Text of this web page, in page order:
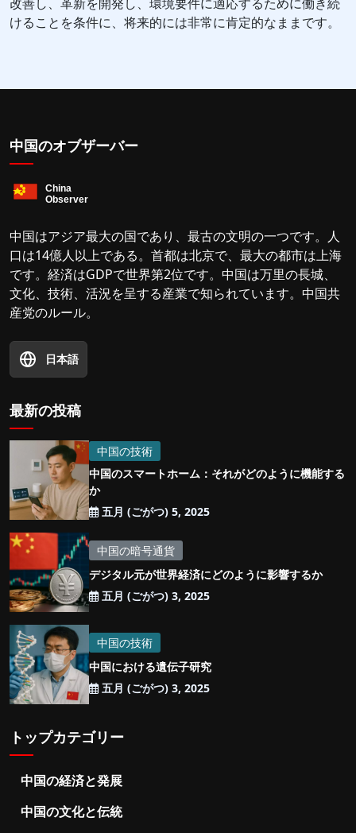
けることを条件に、将来的には非常に肯定的なままです。
中国のオブザーバー
中国はアジア最大の国であり、最古の文明の一つです。人
口は14億人以上である。首都は北京で、最大の都市は上海
です。経済はGDPで世界第2位です。中国は万里の長城、
文化、技術、活況を呈する産業で知られています。中国共
産党のルール。
日本語
最新の投稿
中国の技術
中国のスマートホーム：それがどのように機能する
か
五月 (ごがつ) 5, 2025
中国の暗号通貨
デジタル元が世界経済にどのように影響するか
五月 (ごがつ) 3, 2025
中国の技術
中国における遺伝子研究
五月 (ごがつ) 3, 2025
トップカテゴリー
中国の経済と発展
中国の文化と伝統